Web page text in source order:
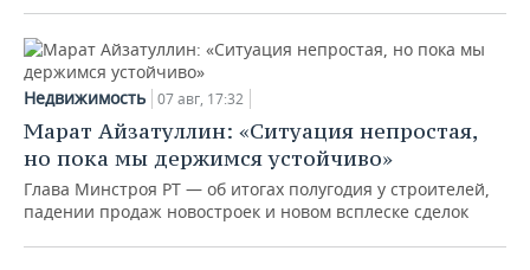
Недвижимость 07 авг, 17:32
Марат Айзатуллин: «Ситуация непростая,
но пока мы держимся устойчиво»
Глава Минстроя РТ — об итогах полугодия у строителей,
падении продаж новостроек и новом всплеске сделок